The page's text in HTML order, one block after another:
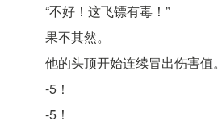
“不好！这飞镖有毒！”
果不其然。
他的头顶开始连续冒出伤害值。
-5！
-5！